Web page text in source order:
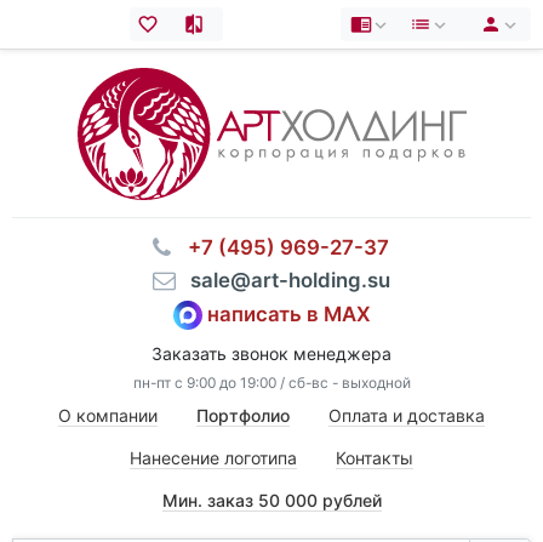
⠀+7 (495) 969-27-37
⠀sale@art-holding.su
написать в MAX
Заказать звонок менеджера
пн-пт с 9:00 до 19:00 / сб-вс - выходной
О компании Портфолио Оплата и доставка
Нанесение логотипа Контакты
Мин. заказ 50 000 рублей